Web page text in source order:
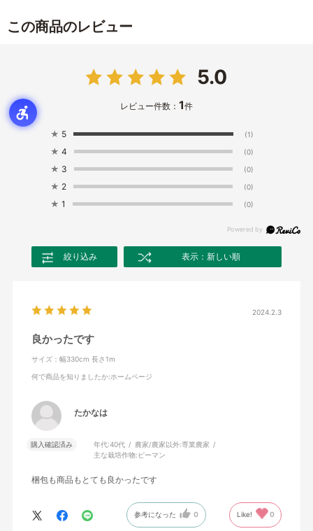
この商品のレビュー
5.0
レビュー件数： 1件
★ 5 (1)
★ 4 (0)
★ 3 (0)
★ 2 (0)
★ 1 (0)
絞り込み 表示：新しい順
2024.2.3
良かったです
サイズ：幅330cm 長さ1m
何で商品を知りましたか:ホームページ
たかなは
購入確認済み 年代:40代 農家/農家以外:専業農家
主な栽培作物: ピーマン
梱包も商品もとても良かったです
参考になった 0 Like! 0